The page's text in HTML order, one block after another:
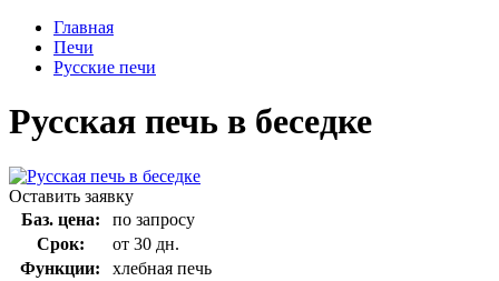
Главная
Печи
Русские печи
Русская печь в беседке
Оставить заявку
Баз. цена:
по запросу
Срок:
от 30 дн.
Функции:
хлебная печь